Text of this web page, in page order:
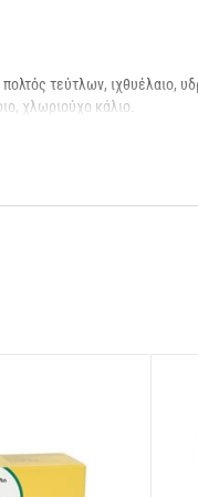
τεύτλων, ιχθυέλαιο,
χλωριούχο κάλιο.
σεληνιομεθειονίνη